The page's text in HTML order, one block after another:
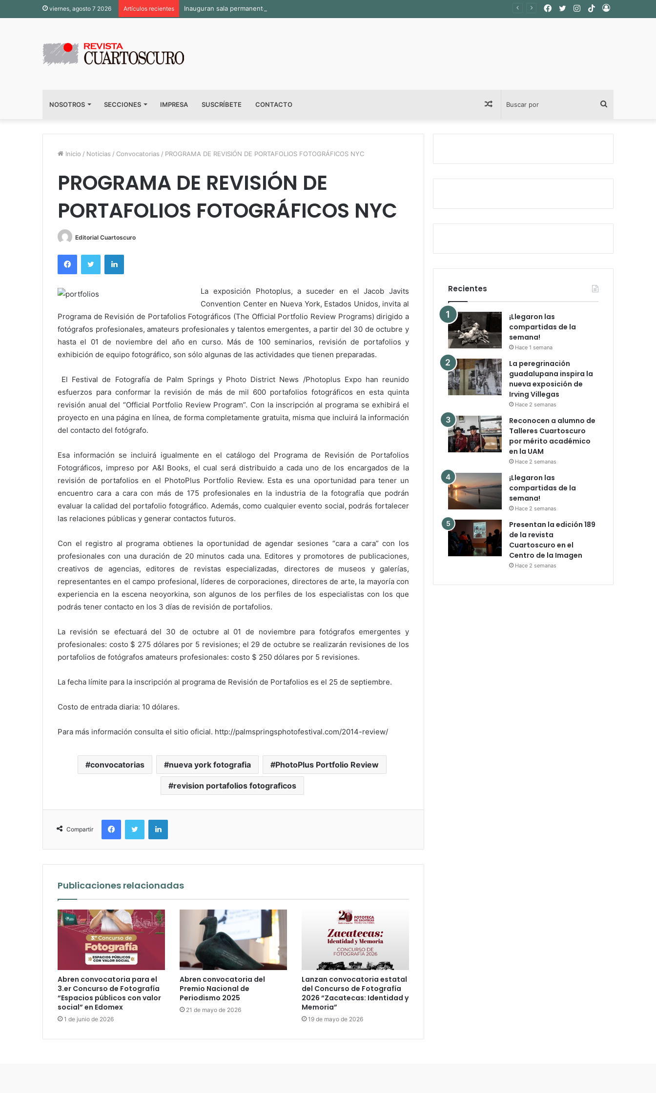
viernes, agosto 7 2026 Artículos recientes Inauguran sala permanente «Pedro Valtierra» en la Fototeca de Zacatecas Acceso
TikTok
Instagram
Twitter
Facebook
NOSOTROS SECCIONES IMPRESA SUSCRÍBETE CONTACTO
por
Publicación
al
azar
Inicio / Noticias / Convocatorias / PROGRAMA DE REVISIÓN DE PORTAFOLIOS FOTOGRÁFICOS NYC
PROGRAMA DE REVISIÓN DE
PORTAFOLIOS FOTOGRÁFICOS NYC
Editorial Cuartoscuro
FacebookTwitter LinkedIn
La exposición Photoplus, a suceder en el Jacob Javits
Convention Center en Nueva York, Estados Unidos, invita al
Programa de Revisión de Portafolios Fotográficos (The Official Portfolio Review Programs) dirigido a
fotógrafos profesionales, amateurs profesionales y talentos emergentes, a partir del 30 de octubre y
hasta el 01 de noviembre del año en curso. Más de 100 seminarios, revisión de portafolios y
exhibición de equipo fotográfico, son sólo algunas de las actividades que tienen preparadas.
El Festival de Fotografía de Palm Springs y Photo District News /Photoplus Expo han reunido
esfuerzos para conformar la revisión de más de mil 600 portafolios fotográficos en esta quinta
revisión anual del “Official Portfolio Review Program”. Con la inscripción al programa se exhibirá el
proyecto en una página en línea, de forma completamente gratuita, misma que incluirá la información
del contacto del fotógrafo.
Esa información se incluirá igualmente en el catálogo del Programa de Revisión de Portafolios
Fotográficos, impreso por A&I Books, el cual será distribuido a cada uno de los encargados de la
revisión de portafolios en el PhotoPlus Portfolio Review. Esta es una oportunidad para tener un
encuentro cara a cara con más de 175 profesionales en la industria de la fotografía que podrán
evaluar la calidad del portafolio fotográfico. Además, como cualquier evento social, podrás fortalecer
las relaciones públicas y generar contactos futuros.
Con el registro al programa obtienes la oportunidad de agendar sesiones “cara a cara” con los
profesionales con una duración de 20 minutos cada una. Editores y promotores de publicaciones,
creativos de agencias, editores de revistas especializadas, directores de museos y galerías,
representantes en el campo profesional, líderes de corporaciones, directores de arte, la mayoría con
experiencia en la escena neoyorkina, son algunos de los perfiles de los especialistas con los que
podrás tener contacto en los 3 días de revisión de portafolios.
La revisión se efectuará del 30 de octubre al 01 de noviembre para fotógrafos emergentes y
profesionales: costo $ 275 dólares por 5 revisiones; el 29 de octubre se realizarán revisiones de los
portafolios de fotógrafos amateurs profesionales: costo $ 250 dólares por 5 revisiones.
La fecha límite para la inscripción al programa de Revisión de Portafolios es el 25 de septiembre.
Costo de entrada diaria: 10 dólares.
Para más información consulta el sitio oficial. http://palmspringsphotofestival.com/2014-review/
convocatorias nueva york fotografia PhotoPlus Portfolio Review
revision portafolios fotograficos
Compartir
FacebookTwitter LinkedIn
Publicaciones relacionadas
Abren convocatoria para el
3.er Concurso de Fotografía
“Espacios públicos con valor
social” en Edomex
1 de junio de 2026
Abren convocatoria del
Premio Nacional de
Periodismo 2025
21 de mayo de 2026
Lanzan convocatoria estatal
del Concurso de Fotografía
2026 “Zacatecas: Identidad y
Memoria”
19 de mayo de 2026
Recientes
¡Llegaron las
compartidas de la
semana!
Hace 1 semana
La peregrinación
guadalupana inspira la
nueva exposición de
Irving Villegas
Hace 2 semanas
Reconocen a alumno de
Talleres Cuartoscuro
por mérito académico
en la UAM
Hace 2 semanas
¡Llegaron las
compartidas de la
semana!
Hace 2 semanas
Presentan la edición 189
de la revista
Cuartoscuro en el
Centro de la Imagen
Hace 2 semanas